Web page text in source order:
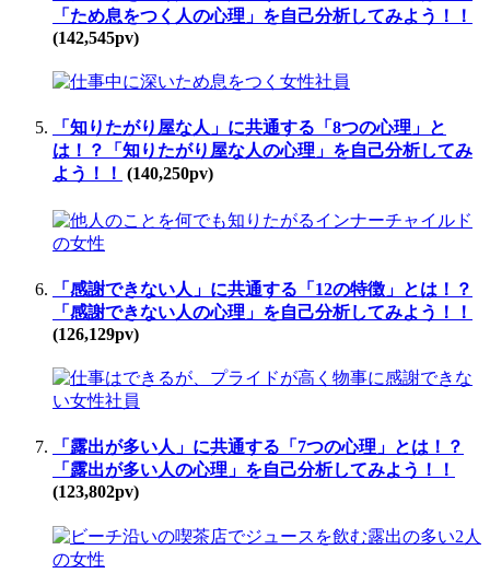
「ため息をつく人の心理」を自己分析してみよう！！
(142,545pv)
「知りたがり屋な人」に共通する「8つの心理」と
は！？「知りたがり屋な人の心理」を自己分析してみ
よう！！ (140,250pv)
「感謝できない人」に共通する「12の特徴」とは！？
「感謝できない人の心理」を自己分析してみよう！！
(126,129pv)
「露出が多い人」に共通する「7つの心理」とは！？
「露出が多い人の心理」を自己分析してみよう！！
(123,802pv)